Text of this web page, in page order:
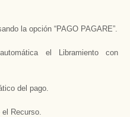
la opción “PAGO PAGARE”.
el Libramiento con
del pago.
Recurso.